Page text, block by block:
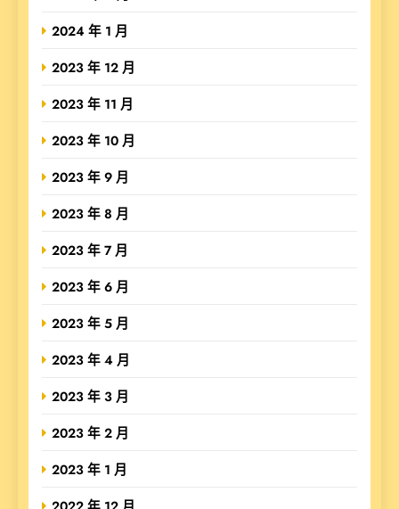
2024 年 1 月
2023 年 12 月
2023 年 11 月
2023 年 10 月
2023 年 9 月
2023 年 8 月
2023 年 7 月
2023 年 6 月
2023 年 5 月
2023 年 4 月
2023 年 3 月
2023 年 2 月
2023 年 1 月